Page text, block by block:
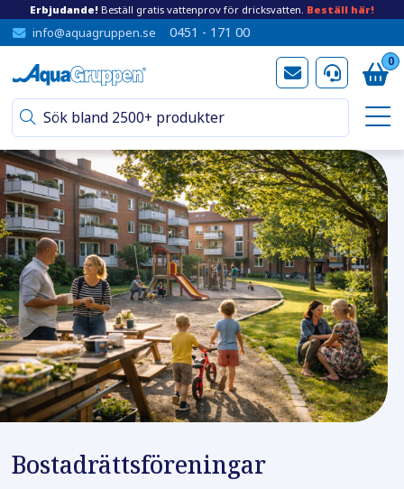
Erbjudande! Beställ gratis vattenprov för dricksvatten. Beställ här!
info@aquagruppen.se 0451 - 171 00
0
Bostadrättsföreningar